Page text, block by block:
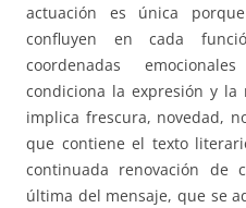
actuación es única
confluyen en cada
coordenadas
condiciona la expresión y la
implica frescura, novedad,
que contiene el texto
continuada renovación de
última del mensaje, que se